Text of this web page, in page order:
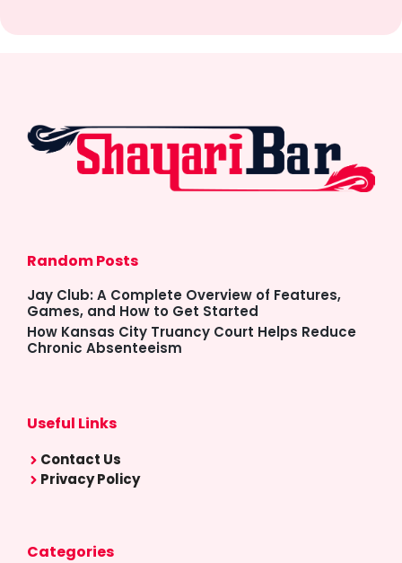
Random Posts
Jay Club: A Complete Overview of Features,
Games, and How to Get Started
How Kansas City Truancy Court Helps Reduce
Chronic Absenteeism
Useful Links
Contact Us
Privacy Policy
Categories